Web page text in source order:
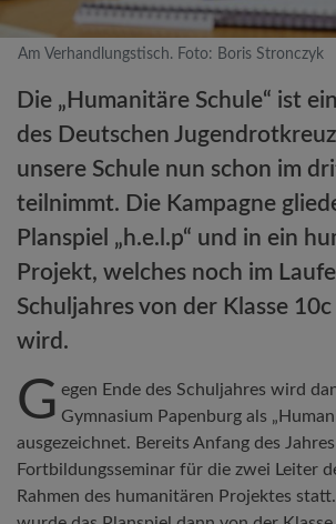
Am Verhandlungstisch. Foto: Boris Stronczyk
Die „Humanitäre Schule“ ist
des Deutschen
unsere Schule nun schon im
teilnimmt. Die Kampagne
Planspiel „h.e.l.p“ und in ein
Projekt, welches noch im
Schuljahres von der Klasse
wird.
G egen Ende des Schuljahres wird
Gymnasium Papenburg als
ausgezeichnet. Bereits Anfang des
Fortbildungsseminar für die zwei Leiter
Rahmen des humanitären Projektes